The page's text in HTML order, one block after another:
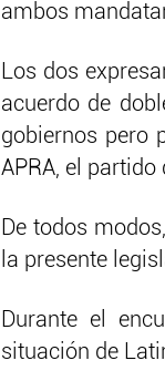
ambos
Los dos
acuerdo de
gobiernos pero
APRA, el
De todos
la presente
Durante el
situación de